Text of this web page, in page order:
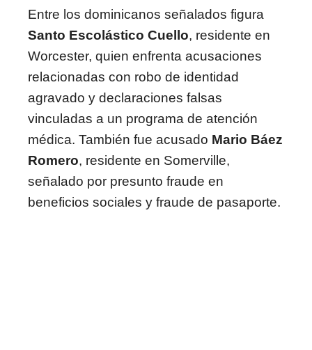
Entre los dominicanos señalados figura
Santo Escolástico Cuello, residente en
Worcester, quien enfrenta acusaciones
relacionadas con robo de identidad
agravado y declaraciones falsas
vinculadas a un programa de atención
médica. También fue acusado Mario Báez
Romero, residente en Somerville,
señalado por presunto fraude en
beneficios sociales y fraude de pasaporte.